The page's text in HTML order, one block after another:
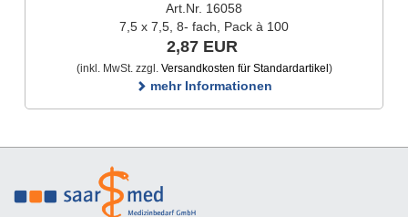
Art.Nr. 16058
7,5 x 7,5, 8- fach, Pack à 100
2,87 EUR
(inkl. MwSt. zzgl. Versandkosten für Standardartikel )
mehr Informationen